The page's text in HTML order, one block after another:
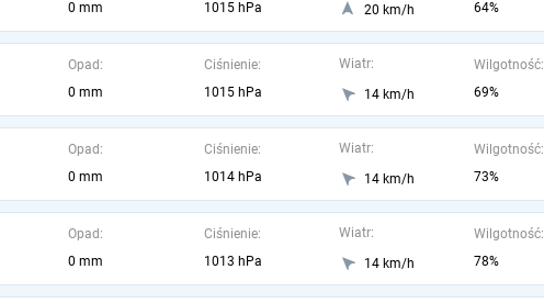
0 mm
1015 hPa
20 km/h
64%
Opad:
0 mm
Ciśnienie:
1015 hPa
Wiatr:
14 km/h
Wilgotność:
69%
Opad:
0 mm
Ciśnienie:
1014 hPa
Wiatr:
14 km/h
Wilgotność:
73%
Opad:
0 mm
Ciśnienie:
1013 hPa
Wiatr:
14 km/h
Wilgotność:
78%